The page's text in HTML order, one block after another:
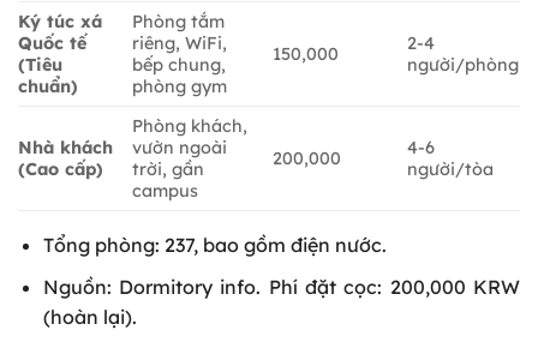
Ký túc xá
Quốc tế
(Tiêu
chuẩn)
Phòng tắm
riêng, WiFi,
bếp chung,
phòng gym
150,000
2-4
người/phòng
Nhà khách
(Cao cấp)
Phòng khách,
vườn ngoài
trời, gần
campus
200,000
4-6
người/tòa
Tổng phòng: 237, bao gồm điện nước.
Nguồn: Dormitory info. Phí đặt cọc: 200,000 KRW
(hoàn lại).